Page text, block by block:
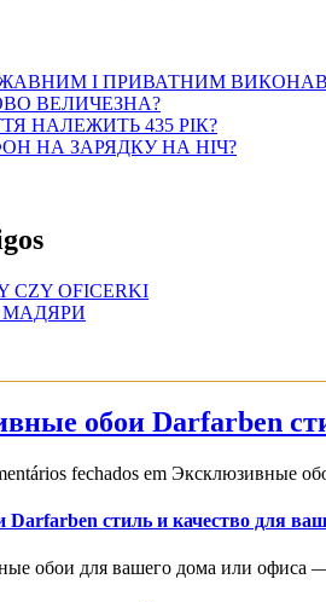
І ПРИВАТНИМ
ВЕЛИЧЕЗНА?
НАЛЕЖИТЬ 435 РІК?
НА ЗАРЯДКУ НА НІЧ?
CZY OFICERKI
МАДЯРИ
обои Darfarben
fechados em Эксклюзивные
стиль и качество для
обои для вашего дома или офиса